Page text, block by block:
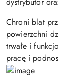
Chroni blat
powierzchni
trwałe i
pracę i